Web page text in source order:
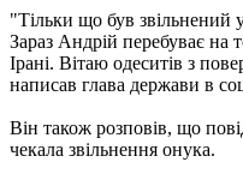
"Тільки що був звільнений
Зараз Андрій перебуває на
Ірані. Вітаю одеситів з
написав глава держави в
Він також розповів, що
чекала звільнення онука.